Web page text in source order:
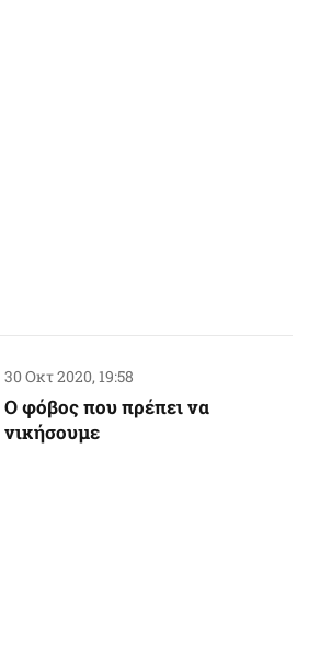
30 Οκτ 2020, 19:58
Ο φόβος που πρέπει να
νικήσουμε